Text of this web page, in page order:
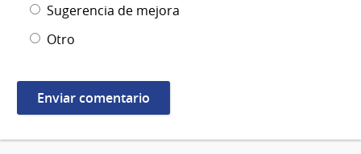
Sugerencia de mejora
Otro